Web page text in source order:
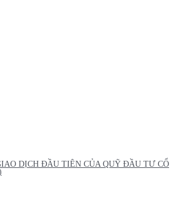
DỊCH ĐẦU TIÊN CỦA QUỸ ĐẦU TƯ CỔ